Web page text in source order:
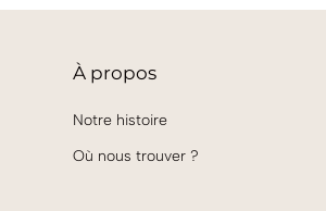
À propos
Notre histoire
Où nous trouver ?